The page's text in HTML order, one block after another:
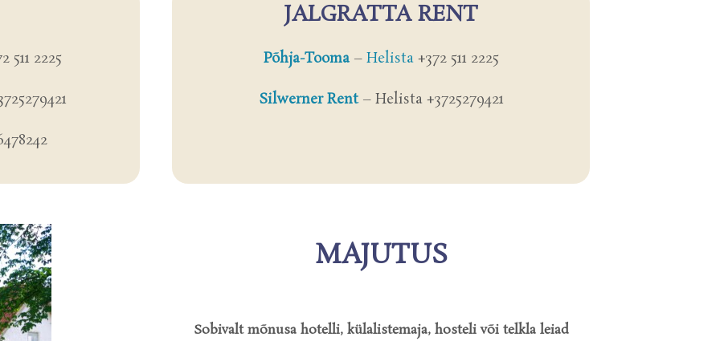
511 2225
JALGRATTA RENT
Põhja-Tooma – Helista +372 511 2225
Silwerner Rent– Helista +3725279421
MAJUTUS
Sobivalt mõnusa hotelli, külalistemaja, hosteli või telkla leiad